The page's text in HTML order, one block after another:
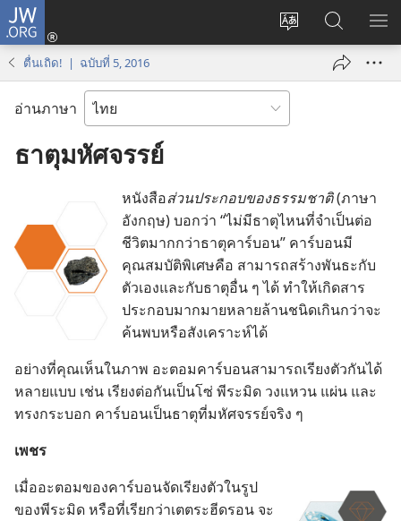
JW.ORG
เปลี่ยน
เข้า
(เปิด
ใหม่)
ค้นหา
ใน
JW.ORG
แส
ตื่นเถิด! | ฉบับที่ 5, 2016
อ่านภาษา
ธาตุ​มหัศจรรย์
หนังสือ​ส่วน​ประกอบ​ของ​ธรรมชาติ(ภาษา​
อังกฤษ) บอก​ว่า “ไม่​มี​ธาตุ​ไหน​ที่​จำเป็น​ต่อ​
ชีวิต​มาก​กว่า​ธาตุ​คาร์บอน” คาร์บอน​มี​
คุณสมบัติ​พิเศษ​คือ สามารถ​สร้าง​พันธะ​กับ​
ตัว​เอง​และ​กับ​ธาตุ​อื่น ๆ ได้ ทำ​ให้​เกิด​สาร​
ประกอบ​มาก​มาย​หลาย​ล้าน​ชนิด​เกิน​กว่า​จะ​
ค้น​พบ​หรือ​สังเคราะห์​ได้
อย่าง​ที่​คุณ​เห็น​ใน​ภาพ อะตอม​คาร์บอน​สามารถ​เรียง​ตัว​กัน​ได้​
หลาย​แบบ เช่น เรียง​ต่อ​กัน​เป็น​โซ่ พีระมิด วง​แหวน แผ่น และ​
ทรง​กระบอก คาร์บอน​เป็น​ธาตุ​ที่​มหัศจรรย์​จริง ๆ
เพชร
เมื่อ​อะตอม​ของ​คาร์บอน​จัด​เรียง​ตัว​ใน​รูป​
ของ​พีระมิด หรือ​ที่​เรียก​ว่า​เตตระ​ฮีดรอน จะ​